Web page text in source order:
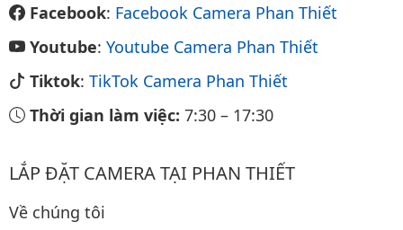
Facebook: Facebook Camera Phan Thiết
Youtube: Youtube Camera Phan Thiết
Tiktok: TikTok Camera Phan Thiết
Thời gian làm việc: 7:30 – 17:30
LẮP ĐẶT CAMERA TẠI PHAN THIẾT
Về chúng tôi